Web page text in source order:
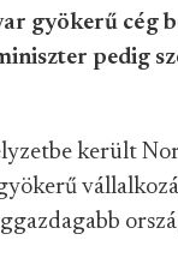
gyökerű cég
pedig
került